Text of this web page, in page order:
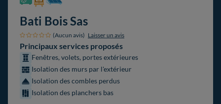
Bati Bois Sas
(Aucun avis) Laisser un avis
Principaux services proposés
Fenêtres, volets, portes extérieures
Isolation des murs par l'extérieur
Isolation des combles perdus
Isolation des planchers bas